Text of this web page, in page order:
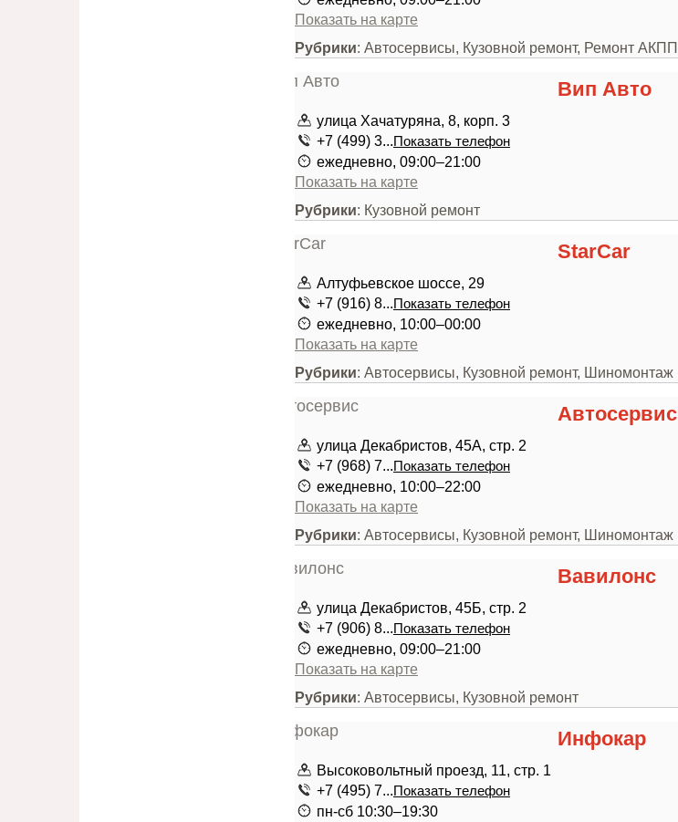
Показать на карте
Рубрики: Автосервисы, Кузовной ремонт, Ремонт АКПП
Вип Авто
улица Хачатуряна, 8, корп. 3
+7 (499) 3...Показать телефон
ежедневно, 09:00–21:00
Показать на карте
Рубрики: Кузовной ремонт
StarCar
Алтуфьевское шоссе, 29
+7 (916) 8...Показать телефон
ежедневно, 10:00–00:00
Показать на карте
Рубрики: Автосервисы, Кузовной ремонт, Шиномонтаж
Автосервис
улица Декабристов, 45А, стр. 2
+7 (968) 7...Показать телефон
ежедневно, 10:00–22:00
Показать на карте
Рубрики: Автосервисы, Кузовной ремонт, Шиномонтаж
Вавилонс
улица Декабристов, 45Б, стр. 2
+7 (906) 8...Показать телефон
ежедневно, 09:00–21:00
Показать на карте
Рубрики: Автосервисы, Кузовной ремонт
Инфокар
Высоковольтный проезд, 11, стр. 1
+7 (495) 7...Показать телефон
пн-сб 10:30–19:30